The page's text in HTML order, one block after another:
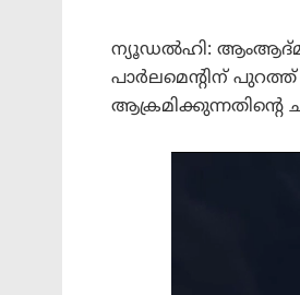
ന്യൂഡൽഹി: ആംആദ്മി
പാർലമെന്റിന്
ആക്രമിക്കുന്നതിന്റെ